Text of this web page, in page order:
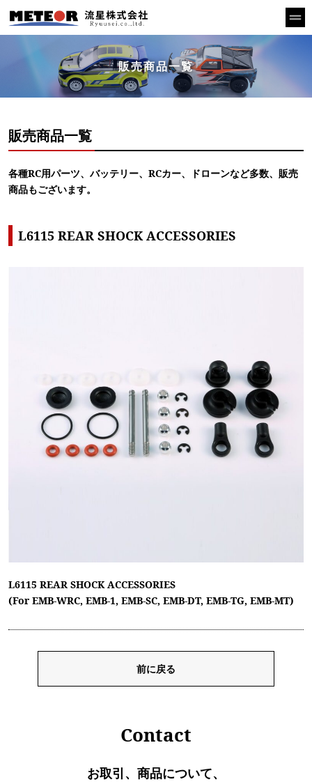
販売商品一覧
販売商品一覧
各種RC用パーツ、バッテリー、RCカー、ドローンなど多数、販売
商品もございます。
L6115 REAR SHOCK ACCESSORIES
L6115 REAR SHOCK ACCESSORIES
(For EMB-WRC, EMB-1, EMB-SC, EMB-DT, EMB-TG, EMB-MT)
前に戻る
Contact
お取引、商品について、